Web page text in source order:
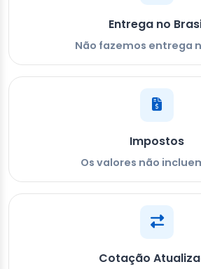
Entrega no
Não fazemos entrega
Impostos
Os valores não
Cotação